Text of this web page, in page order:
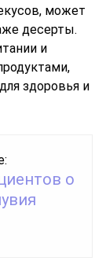
может
десерты.
и
здоровья и
о